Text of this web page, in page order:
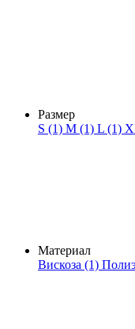
Размер
S (1) M (1) L (1)
Материал
Вискоза (1)